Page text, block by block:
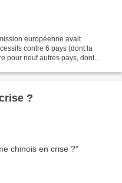
européenne avait
contre 6 pays (dont la
pour neuf autres pays, dont
?